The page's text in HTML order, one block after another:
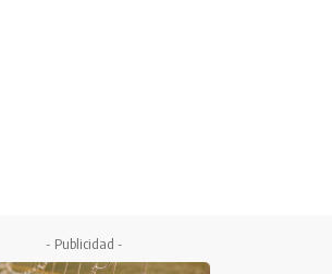
- Publicidad -